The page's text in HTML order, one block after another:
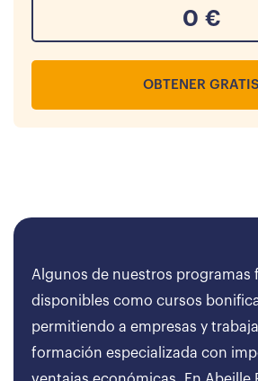
0 €
OBTENER GRATIS
Algunos de nuestros programas
disponibles como cursos
permitiendo a empresas y
formación especializada con